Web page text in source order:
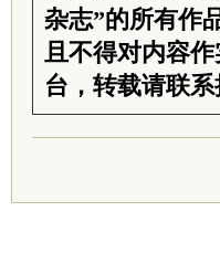
杂志”的所有作
且不得对内容
台，转载请联系